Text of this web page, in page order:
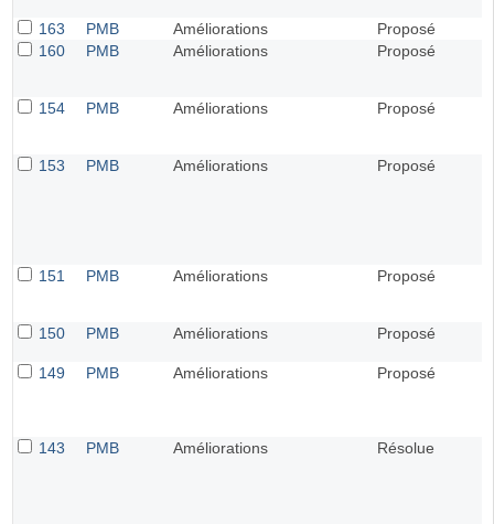
163 PMB Améliorations
Proposé
160
PMB Améliorations Proposé
154 PMB Améliorations Proposé
153 PMB Améliorations Proposé
151 PMB Améliorations Proposé
150 PMB Améliorations Proposé
149 PMB Améliorations Proposé
143 PMB Améliorations Résolue